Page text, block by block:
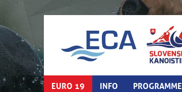
EURO 19 INFO PROGRAMME